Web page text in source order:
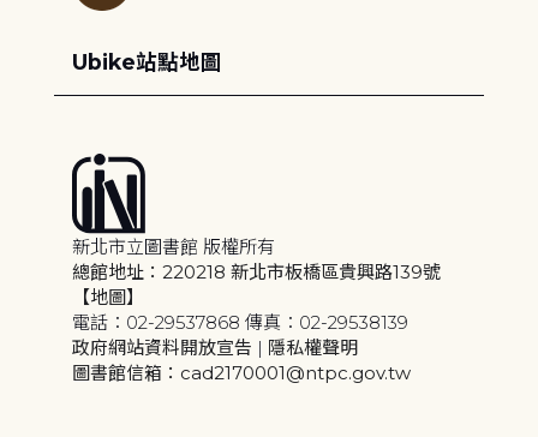
Ubike站點地圖
新北市立圖書館 版權所有
總館地址：220218 新北市板橋區貴興路139號
【地圖】
電話：02-29537868 傳真：02-29538139
政府網站資料開放宣告 | 隱私權聲明
圖書館信箱：cad2170001@ntpc.gov.tw